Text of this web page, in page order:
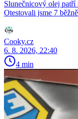
Slunečnicový olej
Otestovali jsme 7
Cooky.cz
6. 8. 2026, 22:40
4 min